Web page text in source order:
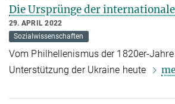
Die Ursprünge der
29. APRIL 2022
Sozialwissenschaften
Vom Philhellenismus der 1820er-
Unterstützung der Ukraine heute